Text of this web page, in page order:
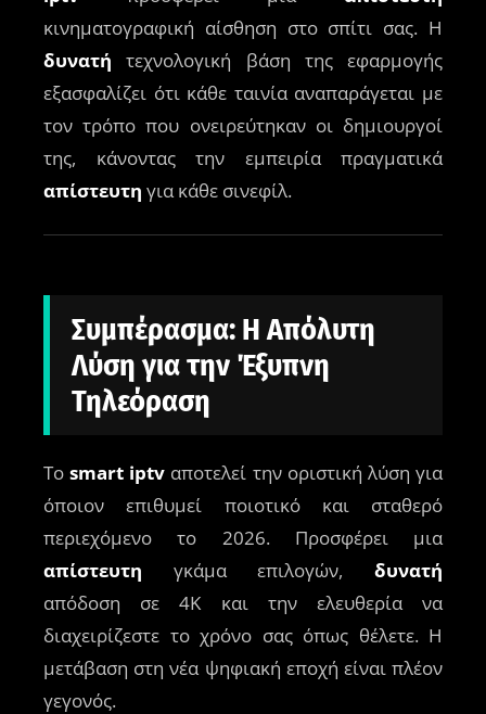
κινηματογραφική αίσθηση στο σπίτι σας. Η
δυνατή τεχνολογική βάση της εφαρμογής
εξασφαλίζει ότι κάθε ταινία αναπαράγεται με
τον τρόπο που ονειρεύτηκαν οι δημιουργοί
της, κάνοντας την εμπειρία πραγματικά
απίστευτη για κάθε σινεφίλ.
Συμπέρασμα: Η Απόλυτη
Λύση για την Έξυπνη
Τηλεόραση
Τοsmart iptv αποτελεί την οριστική λύση για
όποιον επιθυμεί ποιοτικό και σταθερό
περιεχόμενο το 2026. Προσφέρει μια
απίστευτη γκάμα επιλογών, δυνατή
απόδοση σε 4K και την ελευθερία να
διαχειρίζεστε το χρόνο σας όπως θέλετε. Η
μετάβαση στη νέα ψηφιακή εποχή είναι πλέον
γεγονός.